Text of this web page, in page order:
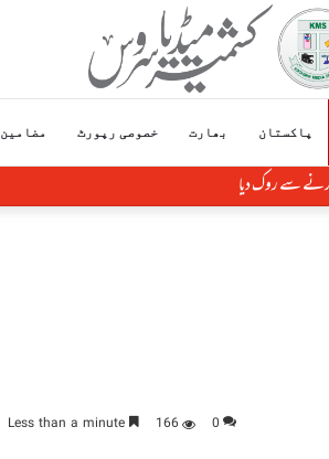
پاکستان بھارت خصوصی رپورٹ مضامین
کرنے سے روک دیا
0
166